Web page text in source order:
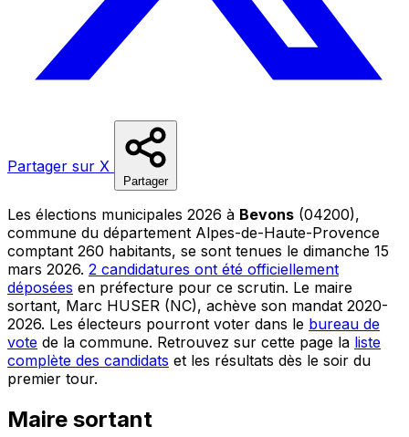
Partager sur X
Partager
Les élections municipales 2026 à Bevons (04200),
commune du département Alpes-de-Haute-Provence
comptant 260 habitants, se sont tenues le dimanche 15
mars 2026. 2 candidatures ont été officiellement
déposées en préfecture pour ce scrutin. Le maire
sortant, Marc HUSER (NC), achève son mandat 2020-
2026. Les électeurs pourront voter dans le bureau de
vote de la commune. Retrouvez sur cette page la liste
complète des candidats et les résultats dès le soir du
premier tour.
Maire sortant